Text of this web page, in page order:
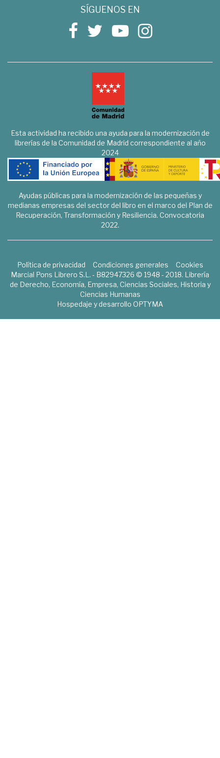
SÍGUENOS EN
Esta actividad ha recibido una ayuda para la modernización de
librerías de la Comunidad de Madrid correspondiente al año
2024
Ayudas públicas para la modernización de las pequeñas y
medianas empresas del sector del libro en el marco del Plan de
Recuperación, Transformación y Resiliencia. Convocatoria
2022.
Política de privacidad Condiciones generales
Cookies
Marcial Pons Librero S.L. - B82947326 © 1948 - 2018. Librería
de Derecho, Economía, Empresa, Ciencias Sociales, Historia y
Ciencias Humanas
Hospedaje y desarrollo OPTYMA